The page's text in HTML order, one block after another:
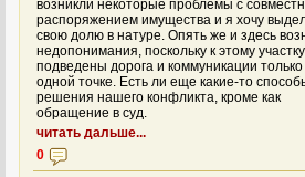
возникли некоторые проблемы с
распоряжением имущества и я хочу
свою долю в натуре. Опять же и здесь
недопонимания, поскольку к этому участку
подведены дорога и коммуникации только
одной точке. Есть ли еще какие-то
решения нашего конфликта, кроме как
обращение в суд.
читать дальше...
0